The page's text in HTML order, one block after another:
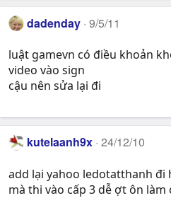
dadenday 9/5/11
luật gamevn có điều khoản
video vào sign
cậu nên sửa lại đi
kutelaanh9x 24/12/10
add lại yahoo ledotatthanh đi
mà thi vào cấp 3 dễ ợt ôn làm